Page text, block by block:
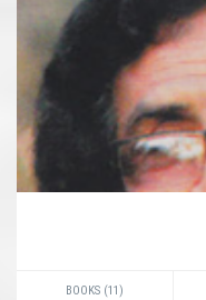
BOOKS (11)